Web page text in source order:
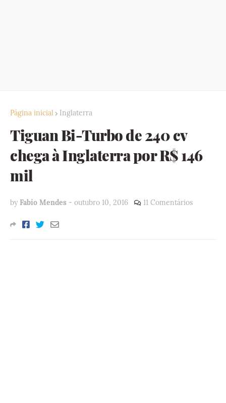
Página inicial Inglaterra
Tiguan Bi-Turbo de 240 cv
chega à Inglaterra por R$ 146
mil
by Fabio Mendes - outubro 10, 2016 11 Comentários